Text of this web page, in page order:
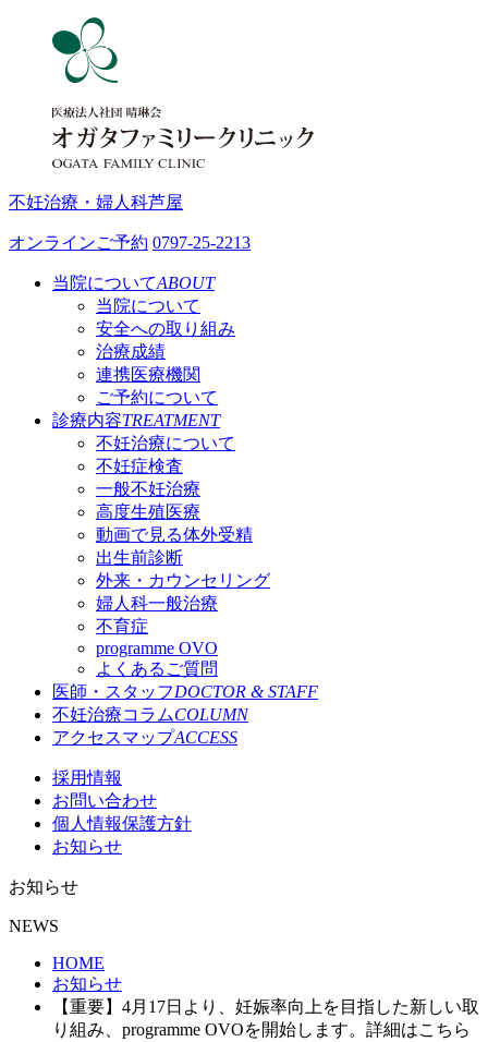
不妊治療・婦人科芦屋
オンラインご予約 0797-25-2213
当院についてABOUT
当院について
安全への取り組み
治療成績
連携医療機関
ご予約について
診療内容TREATMENT
不妊治療について
不妊症検査
一般不妊治療
高度生殖医療
動画で見る体外受精
出生前診断
外来・カウンセリング
婦人科一般治療
不育症
programme OVO
よくあるご質問
医師・スタッフDOCTOR & STAFF
不妊治療コラムCOLUMN
アクセスマップACCESS
採用情報
お問い合わせ
個人情報保護方針
お知らせ
お知らせ
NEWS
HOME
お知らせ
【重要】4月17日より、妊娠率向上を目指した新しい取
り組み、programme OVOを開始します。詳細はこちら